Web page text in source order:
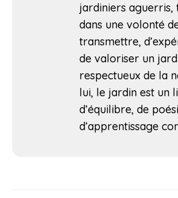
jardiniers aguerris,
dans une volonté
transmettre,
de valoriser un
respectueux de la
lui, le jardin est un
d’équilibre, de
d’apprentissage